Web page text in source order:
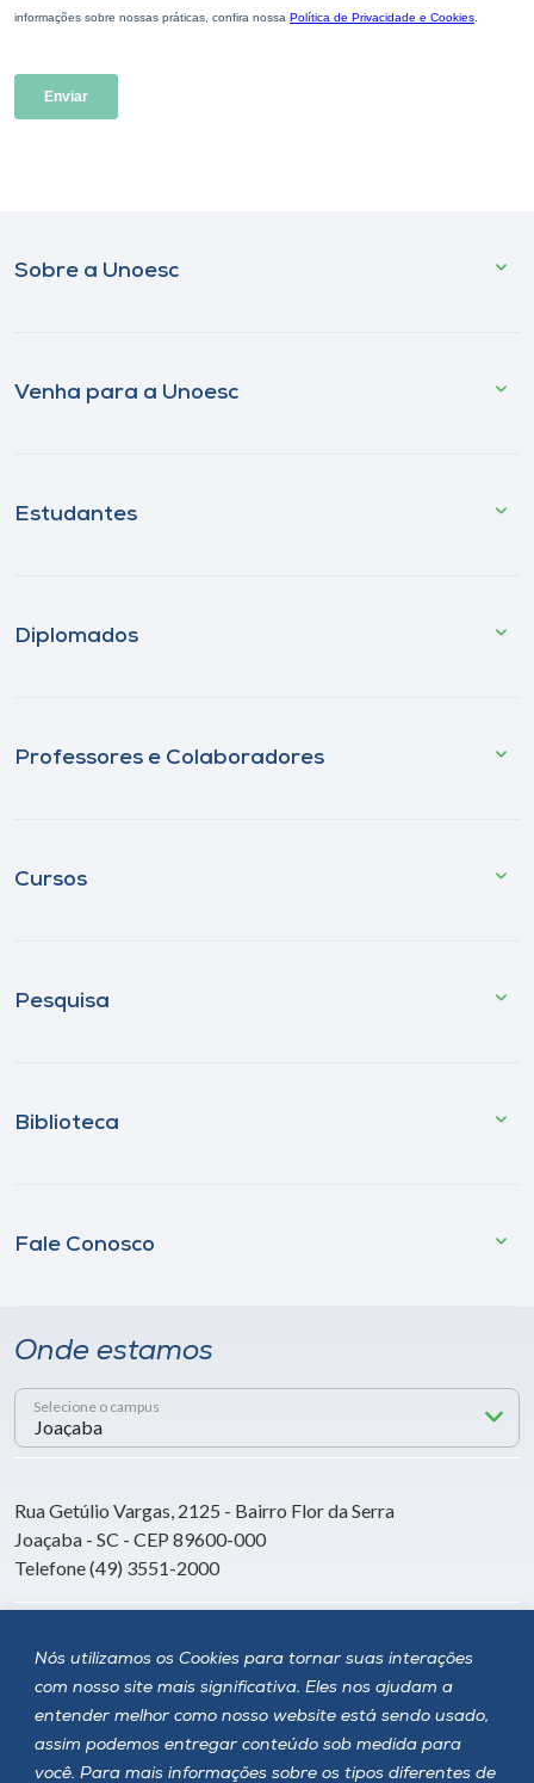
Nós utilizamos os Cookies para tornar suas interações
com nosso site mais significativa. Eles nos ajudam a
entender melhor como nosso website está sendo usado,
assim podemos entregar conteúdo sob medida para
você. Para mais informações sobre os tipos diferentes de
Sobre a Unoesc
Venha para a Unoesc
Estudantes
Diplomados
Professores e Colaboradores
Cursos
Pesquisa
Biblioteca
Fale Conosco
Onde estamos
Selecione o campus
Rua Getúlio Vargas, 2125 - Bairro Flor da Serra
Joaçaba - SC - CEP 89600-000
Telefone (49) 3551-2000
Siga a Unoesc